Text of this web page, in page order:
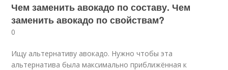
Чем заменить авокадо по составу. Чем
заменить авокадо по свойствам?
0
Ищу альтернативу авокадо. Нужно чтобы эта
альтернатива была максимально приближённая к